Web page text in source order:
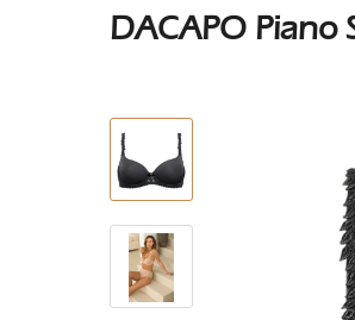
DACAPO Piano